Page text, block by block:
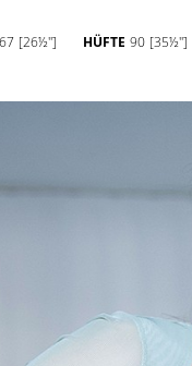
67 [26½''] HÜFTE 90 [35½'']